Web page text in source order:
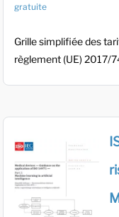
gratuite
Grille simplifiée des
règlement (UE) 2017/